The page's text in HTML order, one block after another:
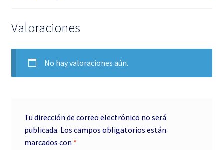
Valoraciones
No hay valoraciones aún.
Tu dirección de correo electrónico no será
publicada. Los campos obligatorios están
marcados con *